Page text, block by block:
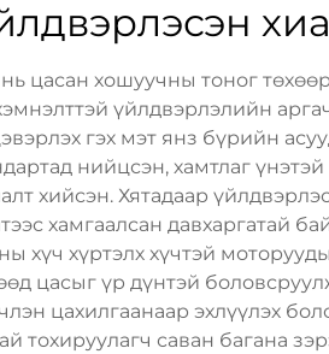
цасан хошуучны тоног
үйлдвэрлэлийн
гэх мэт янз бүрийн
нийцсэн, хамтлаг
хийсэн. Хятадаар
хамгаалсан давхаргатай
хүч хүртэлх хүчтэй
цасыг үр дүнтэй
цахилгаанаар эхлүүлэх
тохируулагч саван багана